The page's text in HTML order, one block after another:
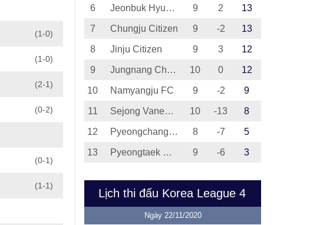
(1-0)
(1-0)
(2-1)
(0-2)
(0-1)
(1-1)
6 Jeonbuk Hyundai Motors II 9 2 13
7 Chungju Citizen 9 -2 13
8 Jinju Citizen 9 3 12
9 Jungnang Chorus Mustang FC 10 0 12
10 Namyangju FC 9 -2 9
11 Sejong Vanesse FC 10 -13 8
12 Pyeongchang FC 8 -7 5
13 Pyeongtaek Citizen 9 -6 3
Lịch thi đấu Korea League 4
Ngày 22/11/2020